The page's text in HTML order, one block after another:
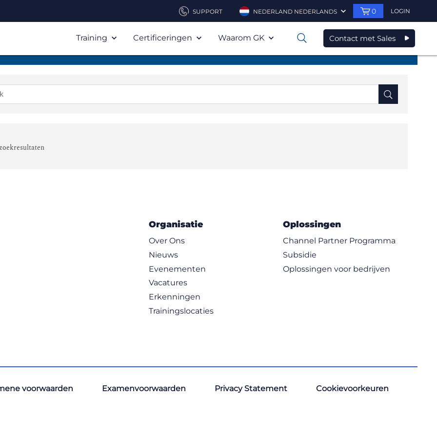
SUPPORT NEDERLAND NEDERLANDS 0 LOGIN
Training Certificeringen Waarom GK 0 Contact met Sales
Organisatie
Over Ons
Nieuws
Evenementen
Vacatures
Erkenningen
Trainingslocaties
Oplossingen
Channel Partner Programma
Subsidie
Oplossingen voor bedrijven
voorwaarden Examenvoorwaarden Privacy Statement Cookievoorkeuren